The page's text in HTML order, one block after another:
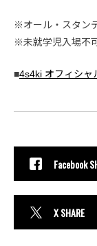
※オール・スタン
※未就学児入場不
■4s4ki オフィシャ
Facebook
X SHARE